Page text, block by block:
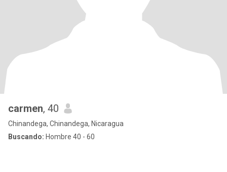
carmen, 40
Chinandega, Chinandega, Nicaragua
Buscando: Hombre 40 - 60